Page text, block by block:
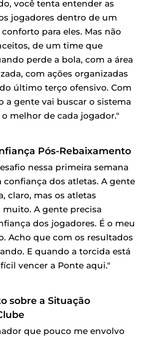
você tenta entender as
jogadores dentro de um
para eles. Mas não
de um time que
perde a bola, com a área
com ações organizadas
último terço ofensivo. Com
a gente vai buscar o sistema
melhor de cada jogador."
Pós-Rebaixamento
nessa primeira semana
confiança dos atletas. A gente
claro, mas os atletas
A gente precisa
dos jogadores. É o meu
Acho que com os resultados
E quando a torcida está
vencer a Ponte aqui."
sobre a Situação
que pouco me envolvo